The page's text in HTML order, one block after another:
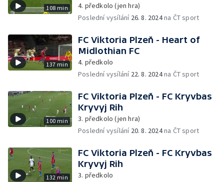
108 min
4. předkolo (jen hra)
Poslední vysílání 26. 8. 2024na ČT sport
137 min
FC Viktoria Plzeň - Heart of
Midlothian FC
4. předkolo
Poslední vysílání 22. 8. 2024na ČT sport
100 min
FC Viktoria Plzeň - FC Kryvbas
Kryvyj Rih
3. předkolo (jen hra)
Poslední vysílání 20. 8. 2024na ČT sport
132 min
FC Viktoria Plzeň - FC Kryvbas
Kryvyj Rih
3. předkolo